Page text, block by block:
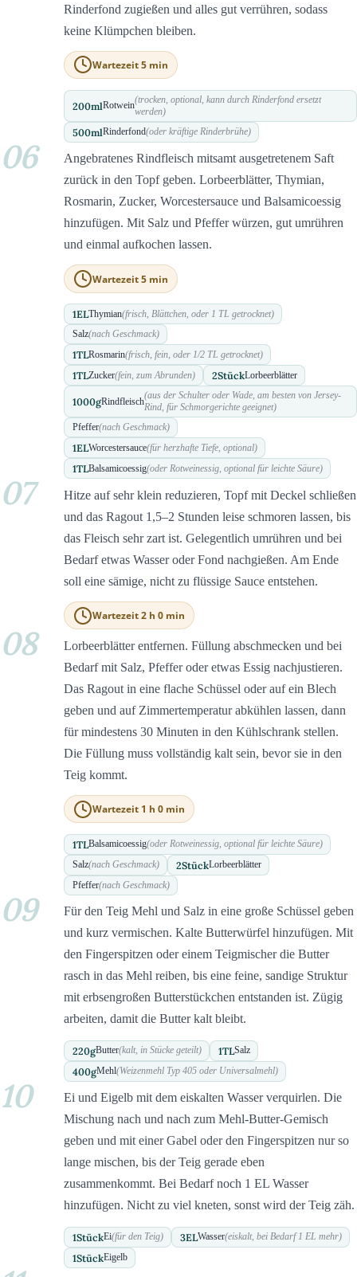
Rinderfond zugießen und alles gut verrühren, sodass
keine Klümpchen bleiben.
Wartezeit 5 min
200mlRotwein
(trocken, optional, kann durch Rinderfond ersetzt
werden)
500mlRinderfond(oder kräftige Rinderbrühe)
06
Angebratenes Rindfleisch mitsamt ausgetretenem Saft
zurück in den Topf geben. Lorbeerblätter, Thymian,
Rosmarin, Zucker, Worcestersauce und Balsamicoessig
hinzufügen. Mit Salz und Pfeffer würzen, gut umrühren
und einmal aufkochen lassen.
Wartezeit 5 min
1ELThymian(frisch, Blättchen, oder 1 TL getrocknet)
Salz(nach Geschmack)
1TLRosmarin(frisch, fein, oder 1/2 TL getrocknet)
1TLZucker(fein, zum Abrunden) 2StückLorbeerblätter
1000gRindfleisch
(aus der Schulter oder Wade, am besten von Jersey-
Rind, für Schmorgerichte geeignet)
Pfeffer(nach Geschmack)
1ELWorcestersauce(für herzhafte Tiefe, optional)
1TLBalsamicoessig(oder Rotweinessig, optional für leichte Säure)
07
Hitze auf sehr klein reduzieren, Topf mit Deckel schließen
und das Ragout 1,5–2 Stunden leise schmoren lassen, bis
das Fleisch sehr zart ist. Gelegentlich umrühren und bei
Bedarf etwas Wasser oder Fond nachgießen. Am Ende
soll eine sämige, nicht zu flüssige Sauce entstehen.
Wartezeit 2 h 0 min
08
Lorbeerblätter entfernen. Füllung abschmecken und bei
Bedarf mit Salz, Pfeffer oder etwas Essig nachjustieren.
Das Ragout in eine flache Schüssel oder auf ein Blech
geben und auf Zimmertemperatur abkühlen lassen, dann
für mindestens 30 Minuten in den Kühlschrank stellen.
Die Füllung muss vollständig kalt sein, bevor sie in den
Teig kommt.
Wartezeit 1 h 0 min
1TLBalsamicoessig(oder Rotweinessig, optional für leichte Säure)
Salz(nach Geschmack) 2StückLorbeerblätter
Pfeffer(nach Geschmack)
09
Für den Teig Mehl und Salz in eine große Schüssel geben
und kurz vermischen. Kalte Butterwürfel hinzufügen. Mit
den Fingerspitzen oder einem Teigmischer die Butter
rasch in das Mehl reiben, bis eine feine, sandige Struktur
mit erbsengroßen Butterstückchen entstanden ist. Zügig
arbeiten, damit die Butter kalt bleibt.
220gButter(kalt, in Stücke geteilt) 1TLSalz
400gMehl(Weizenmehl Typ 405 oder Universalmehl)
10
Ei und Eigelb mit dem eiskalten Wasser verquirlen. Die
Mischung nach und nach zum Mehl-Butter-Gemisch
geben und mit einer Gabel oder den Fingerspitzen nur so
lange mischen, bis der Teig gerade eben
zusammenkommt. Bei Bedarf noch 1 EL Wasser
hinzufügen. Nicht zu viel kneten, sonst wird der Teig zäh.
1StückEi(für den Teig) 3ELWasser(eiskalt, bei Bedarf 1 EL mehr)
1StückEigelb